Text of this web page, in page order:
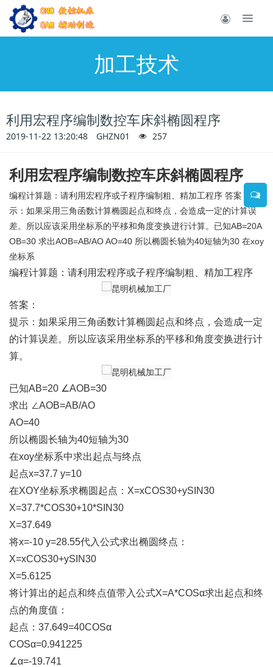
加工技术
利用宏程序编制数控车床斜椭圆程序
2019-11-22 13:20:48 GHZN01 257
利用宏程序编制数控车床斜椭圆程序
编程计算题：请利用宏程序或子程序编制粗、精加工程序 答案： 提
示：如果采用三角函数计算椭圆起点和终点，会造成一定的计算误
差。所以应该采用坐标系的平移和角度变换进行计算。已知AB=20A
OB=30 求出AOB=AB/AO AO=40 所以椭圆长轴为40短轴为30 在xoy
坐标系
编程计算题：请利用宏程序或子程序编制粗、精加工程序
答案：
提示：如果采用三角函数计算椭圆起点和终点，会造成一定
的计算误差。所以应该采用坐标系的平移和角度变换进行计
算。
已知AB=20 ∠AOB=30
求出 ∠AOB=AB/AO
AO=40
所以椭圆长轴为40短轴为30
在xoy坐标系中求出起点与终点
起点x=37.7 y=10
在XOY坐标系求椭圆起点：X=xCOS30+ySIN30
X=37.7*COS30+10*SIN30
X=37.649
将x=-10 y=28.55代入公式求出椭圆终点：
X=xCOS30+ySIN30
X=5.6125
将计算出的起点和终点值带入公式X=A*COSα求出起点和终
点的角度值：
起点： 37.649=40COSα
COSα=0.941225
∠α=-19.741